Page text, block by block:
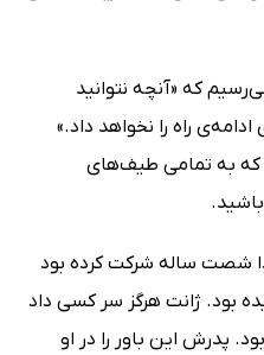
که «آنچه نتوانید
راه را نخواهد داد.»
که به تمامى طیف‌هاى
شصت ساله شرکت کرده بود
بود. ژانت هرگز سر کسى داد
پدرش این باور را در او